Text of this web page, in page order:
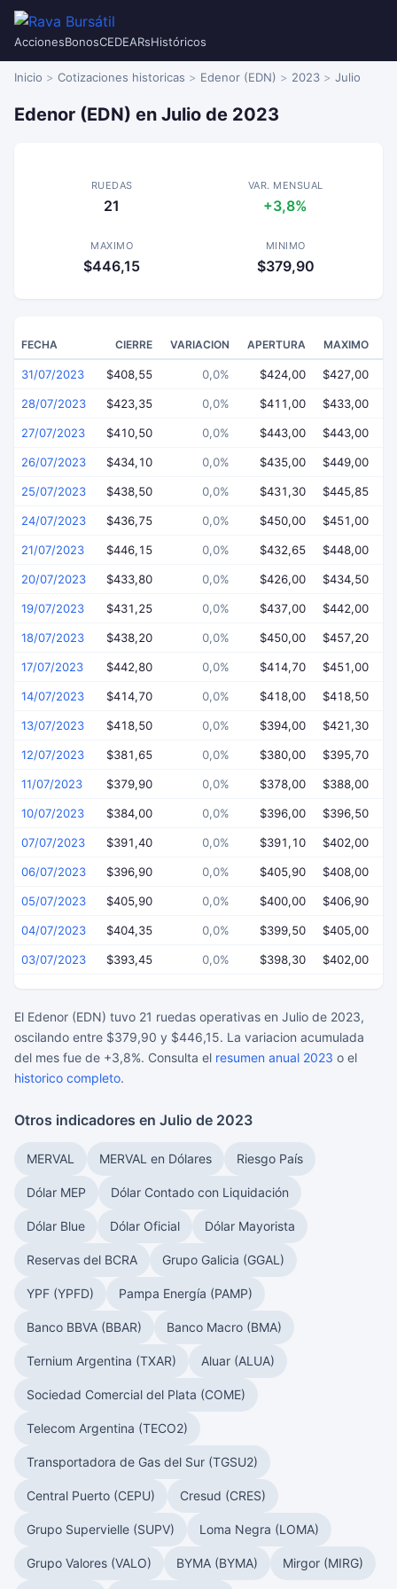
AccionesBonosCEDEARsHistóricos
Inicio Cotizaciones historicas Edenor (EDN) 2023 Julio
Edenor (EDN) en Julio de 2023
RUEDAS
21
VAR. MENSUAL
+3,8%
MAXIMO
$446,15
MINIMO
$379,90
FECHA CIERRE VARIACION APERTURA MAXIMO
31/07/2023 $408,55 0,0% $424,00 $427,00
28/07/2023 $423,35 0,0% $411,00 $433,00
27/07/2023 $410,50 0,0% $443,00 $443,00
26/07/2023 $434,10 0,0% $435,00 $449,00
25/07/2023 $438,50 0,0% $431,30 $445,85
24/07/2023 $436,75 0,0% $450,00 $451,00
21/07/2023 $446,15 0,0% $432,65 $448,00
20/07/2023 $433,80 0,0% $426,00 $434,50
19/07/2023 $431,25 0,0% $437,00 $442,00
18/07/2023 $438,20 0,0% $450,00 $457,20
17/07/2023 $442,80 0,0% $414,70 $451,00
14/07/2023 $414,70 0,0% $418,00 $418,50
13/07/2023 $418,50 0,0% $394,00 $421,30
12/07/2023 $381,65 0,0% $380,00 $395,70
11/07/2023 $379,90 0,0% $378,00 $388,00
10/07/2023 $384,00 0,0% $396,00 $396,50
07/07/2023 $391,40 0,0% $391,10 $402,00
06/07/2023 $396,90 0,0% $405,90 $408,00
05/07/2023 $405,90 0,0% $400,00 $406,90
04/07/2023 $404,35 0,0% $399,50 $405,00
03/07/2023 $393,45 0,0% $398,30 $402,00
El Edenor (EDN) tuvo 21 ruedas operativas en Julio de 2023,
oscilando entre $379,90 y $446,15. La variacion acumulada
del mes fue de +3,8%. Consulta el resumen anual 2023 o el
historico completo.
Otros indicadores en Julio de 2023
MERVAL MERVAL en Dólares Riesgo País
Dólar MEP Dólar Contado con Liquidación
Dólar Blue Dólar Oficial Dólar Mayorista
Reservas del BCRA Grupo Galicia (GGAL)
YPF (YPFD) Pampa Energía (PAMP)
Banco BBVA (BBAR) Banco Macro (BMA)
Ternium Argentina (TXAR) Aluar (ALUA)
Sociedad Comercial del Plata (COME)
Telecom Argentina (TECO2)
Transportadora de Gas del Sur (TGSU2)
Central Puerto (CEPU) Cresud (CRES)
Grupo Supervielle (SUPV) Loma Negra (LOMA)
Grupo Valores (VALO) BYMA (BYMA) Mirgor (MIRG)